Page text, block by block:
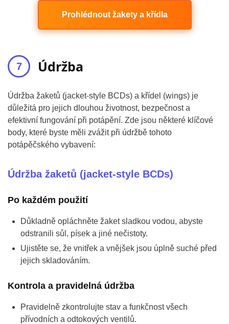
Prohlédnout žakety a křídla
Údržba
Údržba žaketů (jacket-style BCDs) a křídel (wings) je
důležitá pro jejich dlouhou životnost, bezpečnost a
efektivní fungování při potápění. Zde jsou některé klíčové
body, které byste měli zvážit při údržbě tohoto
potápěčského vybavení:
Údržba žaketů (jacket-style BCDs)
Po každém použití
Důkladně opláchněte žaket sladkou vodou, abyste
odstranili sůl, písek a jiné nečistoty.
Ujistěte se, že vnitřek a vnějšek jsou úplně suché před
jejich skladováním.
Kontrola a pravidelná údržba
Pravidelně zkontrolujte stav a funkčnost všech
přívodních a odtokových ventilů.